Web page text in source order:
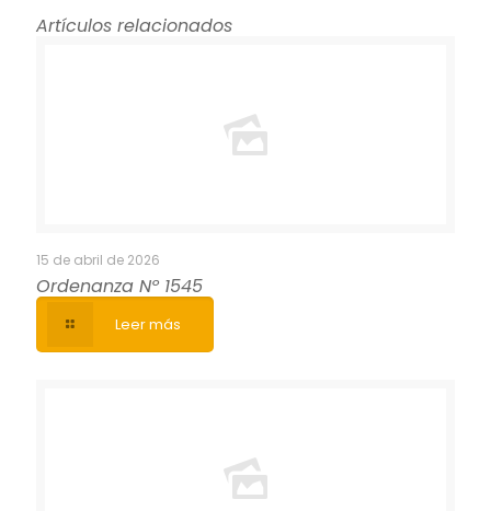
Artículos relacionados
15 de abril de 2026
Ordenanza Nº 1545
Leer más